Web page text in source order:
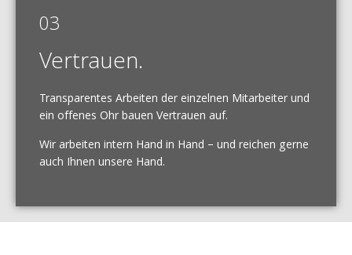
03
Vertrauen.
Transparentes Arbeiten der einzelnen Mitarbeiter und
ein offenes Ohr bauen Vertrauen auf.
Wir arbeiten intern Hand in Hand – und reichen gerne
auch Ihnen unsere Hand.